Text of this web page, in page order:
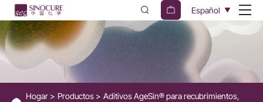
Dispersante Español
Hogar Productos
Aditivos AgeSin® para recubrimientos,